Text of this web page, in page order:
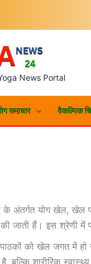
News Portal
समाचार वैकल्पिक
अंतर्गत योग खेल, खेल
जाती हैं। इस श्रेणी में
को खेल जगत में हो
है, बल्कि शारीरिक